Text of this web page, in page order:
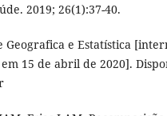
2019; 26(1):37-40.
e Estatística
15 de abril de 2020].